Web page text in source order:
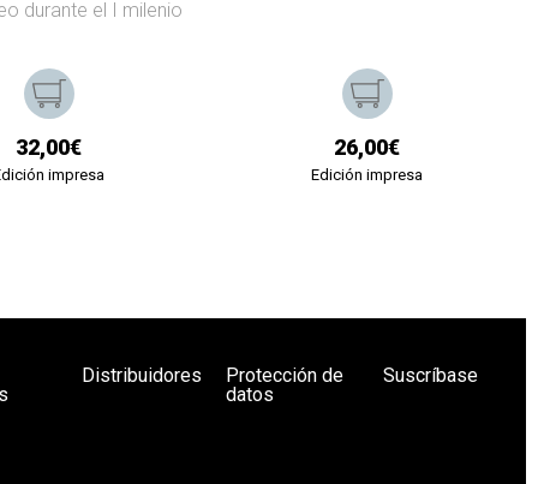
durante el I milenio
32,00€
impresa
26,00€
Edición impresa
Distribuidores
Protección de
datos
Suscríbase